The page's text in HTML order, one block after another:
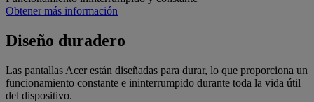
Obtener más información
Diseño duradero
Las pantallas Acer están diseñadas para durar, lo que proporciona un
funcionamiento constante e ininterrumpido durante toda la vida útil
del dispositivo.